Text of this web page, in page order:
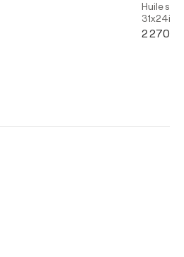
Huile sur
31x24in
2 270